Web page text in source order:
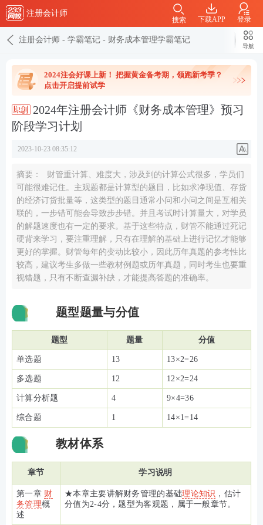
注册会计师
下载APP 登录
搜索
注册会计师 - 学霸笔记 - 财务成本管理学霸笔记
导航
2024注会好课上新！ 把握黄金备考期，领跑新考季？
点击开启提前试学
2024年注册会计师《财务成本管理》预习
阶段学习计划
2023-10-23 08:35:12
摘要：
财管重计算、难度大，涉及到的计算公式很多，学员们
可能很难记住。主观题都是计算型的题目，比如求净现值、存货
的经济订货批量等，这类型的题目通常小问和小问之间是互相关
联的，一步错可能会导致步步错。并且考试时计算量大，对学员
的解题速度也有一定的要求。基于这些特点，财管不能通过死记
硬背来学习，要注重理解，只有在理解的基础上进行记忆才能够
更好的掌握。财管每年的变动比较小，因此历年真题的参考性比
较高，建议考生多做一些教材例题或历年真题，同时考生也要重
视错题，只有不断查漏补缺，才能提高答题的准确率。
01 题型题量与分值
题型 题量 分值
单选题 13 13×2=26
多选题 12 12×2=24
计算分析题 4 9×4=36
综合题 1 14×1=14
02 教材体系
章节 学习说明
第一章 财
务管理概
述
★本章主要讲解财务管理的基础理论知识 ，估计
分值为2-4分，题型为客观题，属于一般章节。